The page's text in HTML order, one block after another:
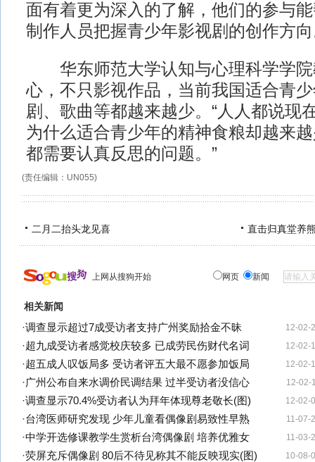
面有着更为深入的了解，他们的参与
制作人员把握青少年影视剧的创作方
华东师范大学认知与心理科学学院
心，不只影视作品，当前我国适合青
剧、歌曲等都越来越少。“人人都说现
为什么适合青少年的精神食粮却越来
都需要认真反思的问题。”
(责任编辑：UN055)
二月二抬头龙见喜 直击归真堂养
上网从搜狗开始 网页 新闻
相关新闻
12-02-
·调查显示超过7成受访者支持广州奖励拾金不昧
12-02-
·超九成受访者感觉校庆较多 已成劳民伤财代名词
12-02-
·超五成人叹饭局多 受访者评五大最不愿参加饭局
12-02-
·广州公布自来水调价民调结果 过半受访者没信心
12-02-
·调查显示70.4%受访者认为拜年体现尊老敬长(图)
11-07-
·台湾医师研究发现 少年儿童看偶像剧易致性早熟
11-03-
·中学开选修课教学生赏析台湾偶像剧 培养优雅女
10-08-
·荧屏充斥偶像剧 80后不待见称其不能反映现实(图)